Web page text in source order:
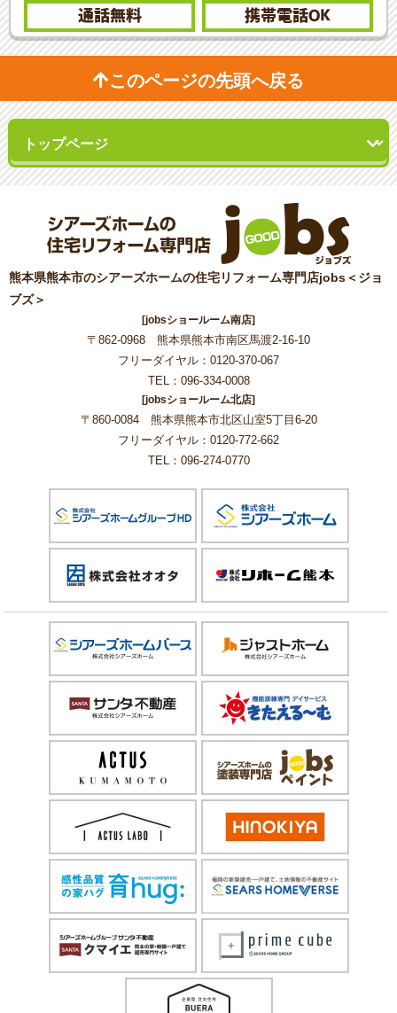
通話無料 携帯電話OK
このページの先頭へ戻る
熊本県熊本市のシアーズホームの住宅リフォーム専門店jobs＜ジョ
ブズ＞
[jobsショールーム南店]
〒862-0968 熊本県熊本市南区馬渡2-16-10
フリーダイヤル：0120-370-067
TEL：096-334-0008
[jobsショールーム北店]
〒860-0084 熊本県熊本市北区山室5丁目6-20
フリーダイヤル：0120-772-662
TEL：096-274-0770